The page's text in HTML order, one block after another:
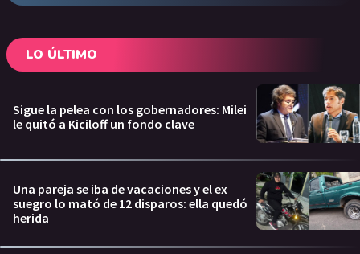
LO ÚLTIMO
Sigue la pelea con los gobernadores: Milei
le quitó a Kiciloff un fondo clave
Una pareja se iba de vacaciones y el ex
suegro lo mató de 12 disparos: ella quedó
herida